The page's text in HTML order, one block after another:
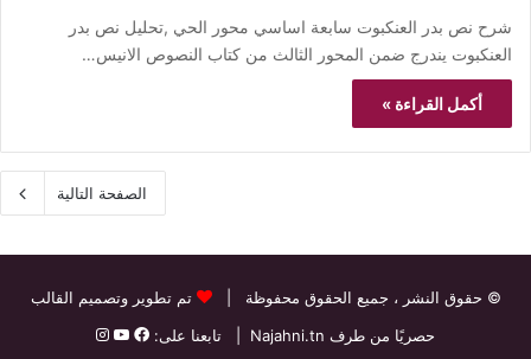
شرح نص بدر العنكبوت سابعة اساسي محور الحي ,تحليل نص بدر
العنكبوت يندرج ضمن المحور الثالث من كتاب النصوص الانيس…
أكمل القراءة »
الصفحة التالية
© حقوق النشر ، جميع الحقوق محفوظة |
تم تطوير وتصميم القالب
حصريًا من طرف Najahni.tn | تابعنا على: